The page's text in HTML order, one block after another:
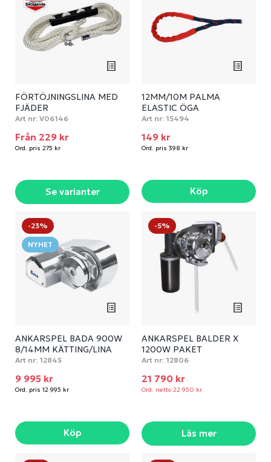
FÖRTÖJNINGSLINA MED
FJÄDER
Art nr: V06146
Från 229 kr
Ord. pris 275 kr
Se varianter
12MM/10M PALMA
ELASTIC ÖGA
Art nr: 15494
149 kr
Ord. pris 398 kr
Köp
-23%
NYHET
ANKARSPEL BADA 900W
8/14MM KÄTTING/LINA
Art nr: 12845
9 995 kr
Ord. pris 12 995 kr
Köp
-5%
ANKARSPEL BALDER X
1200W PAKET
Art nr: 12806
21 790 kr
Ord. netto 22 950 kr
Läs mer